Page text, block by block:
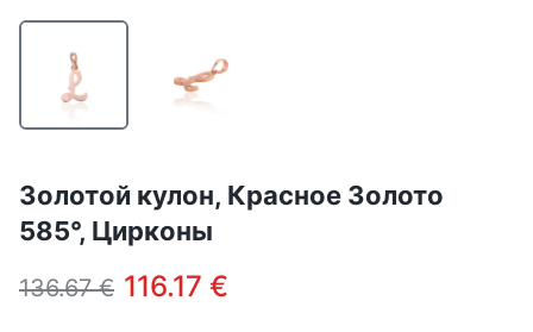
Золотой кулон, Красное Золото
585°, Цирконы
136.67 € 116.17 €